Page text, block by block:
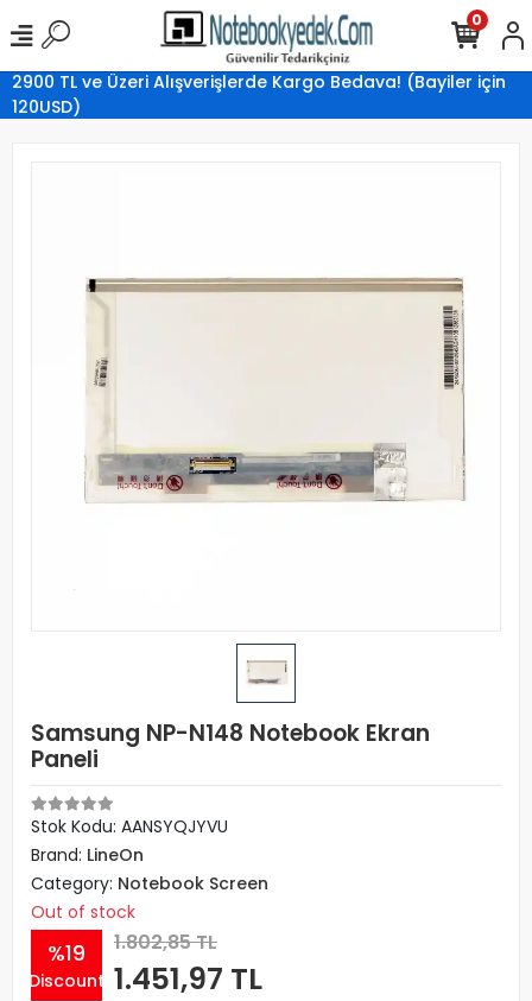
2900 TL ve Üzeri Alışverişlerde Kargo Bedava! (Bayiler için
120USD)
0
Samsung NP-N148 Notebook Ekran
Paneli
Stok Kodu: AANSYQJYVU
Brand: LineOn
Category: Notebook Screen
Out of stock
%19
Discount
1.802,85 TL
1.451,97 TL